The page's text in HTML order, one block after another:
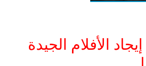
الأفلام الجيدة